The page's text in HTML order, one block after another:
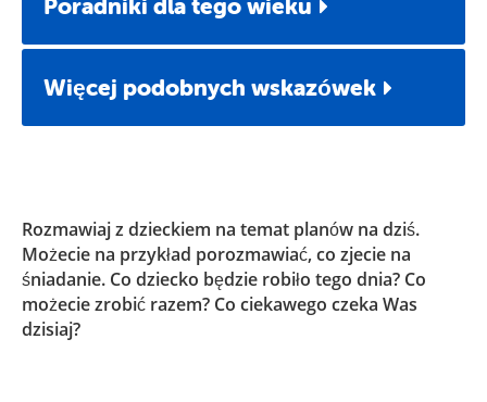
Więcej podobnych wskazówek
Rozmawiaj z dzieckiem na temat planów na dziś.
Możecie na przykład porozmawiać, co zjecie na
śniadanie. Co dziecko będzie robiło tego dnia? Co
możecie zrobić razem? Co ciekawego czeka Was
dzisiaj?